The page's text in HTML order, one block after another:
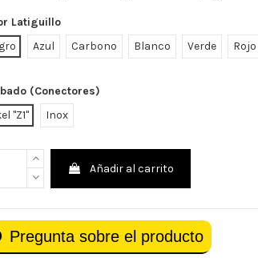
Latiguillo
Azul Carbono Blanco Verde Rojo
(Conectores)
"Z1"
Inox
Añadir al carrito
Pregunta sobre el producto